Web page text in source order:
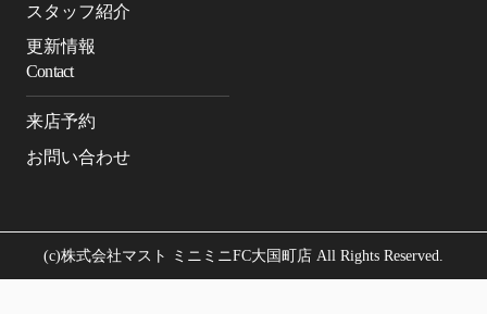
スタッフ紹介
更新情報
Contact
来店予約
お問い合わせ
(c)株式会社マスト ミニミニFC大国町店 All Rights Reserved.